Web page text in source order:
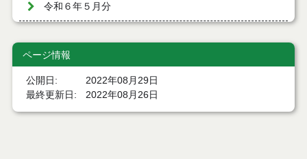
令和６年５月分
令和６年３月分
令和６年２月分
ページ情報
公開日
2022年08月29日
最終更新日
2022年08月26日